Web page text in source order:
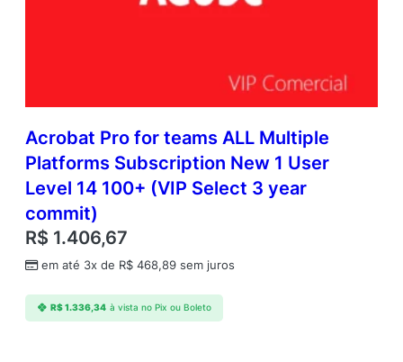
Acrobat Pro for teams ALL Multiple
Platforms Subscription New 1 User
Level 14 100+ (VIP Select 3 year
commit)
R$ 1.406,67
em até 3x de R$ 468,89 sem juros
R$1.336,34 à vista no Pix ou Boleto